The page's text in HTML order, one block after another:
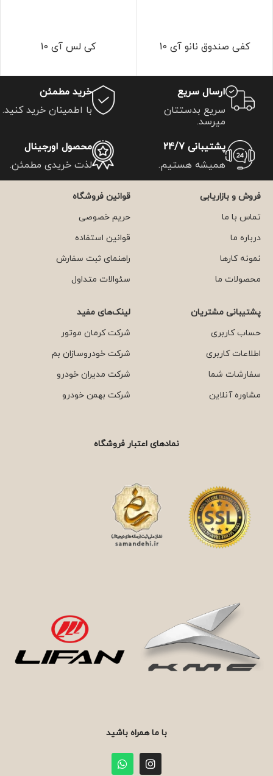
کفی صندوق نانو آی 10 کی لس آی 10
ارسال سریع
سریع بدستتان
میرسد.
خرید مطمئن
با اطمینان خرید کنید.
پشتیبانی 24/7
همیشه هستیم.
محصول اورجینال
لذت خریدی مطمئن.
فروش و بازاریابی
تماس با ما
درباره ما
نمونه کارها
محصولات ما
قوانین فروشگاه
حریم خصوصی
قوانین استفاده
راهنمای ثبت سفارش
سئوالات متداول
پشتیبانی مشتریان
حساب کاربری
اطلاعات کاربری
سفارشات شما
مشاوره آنلاین
لینک‌های مفید
شرکت کرمان موتور
شرکت خودروسازان بم
شرکت مدیران خودرو
شرکت بهمن خودرو
نمادهای اعتبار فروشگاه
با ما همراه باشید